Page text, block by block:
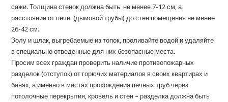
сажи. Толщина стенок должна быть не менее 7-12 см, а
расстояние от печи (дымовой трубы) до стен помещения не менее
26-42 см.
Золу и шлак, выгребаемые из топок, проливайте водой и удаляйте
в специально отведенные для них безопасные места.
Просим всех граждан проверить наличие противопожарных
разделок (отступок) от горючих материалов в своих квартирах и
банях, а именно в местах прохождения печных труб через
потолочные перекрытия, кровель и стен – разделка должна быть